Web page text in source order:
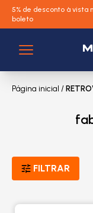
5% de desconto à vista
boleto
Página inicial /
FILTRAR